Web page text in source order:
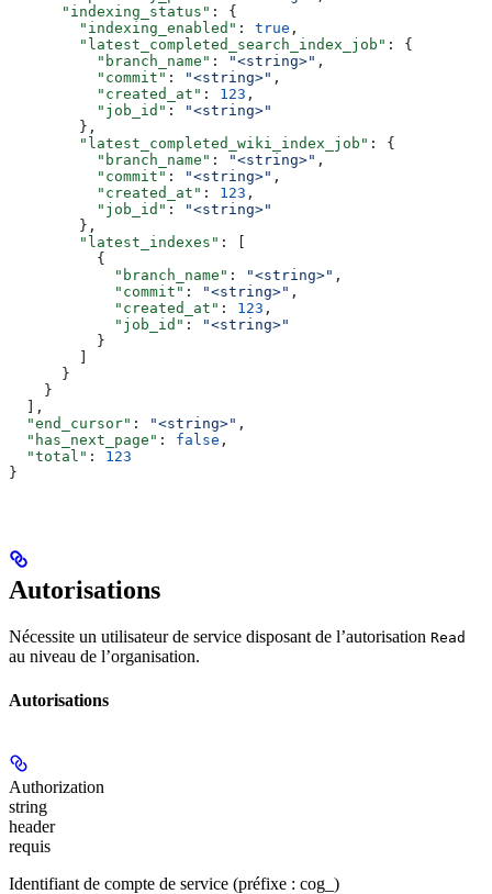
      "indexing_status"
: {
        "indexing_enabled"
: true ,
        "latest_completed_search_index_job"
: {
          "branch_name"
: "<string>" ,
          "commit"
: "<string>" ,
          "created_at"
: 123 ,
          "job_id"
:
"<string>"
        },
        "latest_completed_wiki_index_job"
: {
          "branch_name"
: "<string>" ,
          "commit"
: "<string>" ,
          "created_at"
: 123 ,
          "job_id"
:
"<string>"
        },
        "latest_indexes"
: [
          {
            "branch_name"
: "<string>" ,
            "commit"
: "<string>" ,
            "created_at"
: 123 ,
            "job_id"
:
"<string>"
          }
        ]
      }
    }
  ],
  "end_cursor"
: "<string>" ,
  "has_next_page"
: false ,
  "total"
: 123
}
Autorisations
Nécessite un utilisateur de service disposant de l’autorisation Read
au niveau de l’organisation.
Autorisations
Authorization
string
header
requis
Identifiant de compte de service (préfixe : cog_)